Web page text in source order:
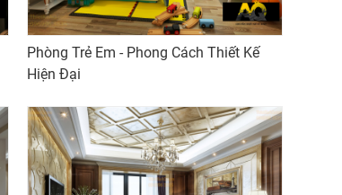
Phòng Trẻ Em - Phong Cách Thiết Kế
Hiện Đại